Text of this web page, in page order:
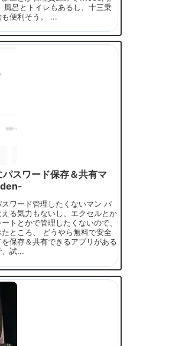
風呂とトイレもあるし、十三乗
も便利そう。 ...
スワード保存＆共有マ
ワード管理したくないマン パ
る気力もないし、エクセルとか
トとかで管理したくないので、
ところ、 どうやら無料で安全
保存＆共有できるアプリがある
、試...